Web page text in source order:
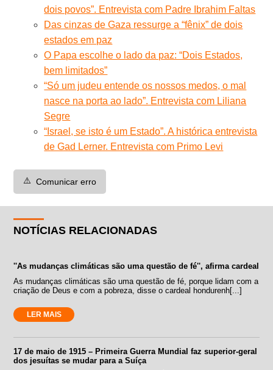
dois povos”. Entrevista com Padre Ibrahim Faltas
Das cinzas de Gaza ressurge a “fênix” de dois
estados em paz
O Papa escolhe o lado da paz: “Dois Estados,
bem limitados”
“Só um judeu entende os nossos medos, o mal
nasce na porta ao lado”. Entrevista com Liliana
Segre
“Israel, se isto é um Estado”. A histórica entrevista
de Gad Lerner. Entrevista com Primo Levi
⚠️ Comunicar erro
NOTÍCIAS RELACIONADAS
''As mudanças climáticas são uma questão de fé'', afirma cardeal
As mudanças climáticas são uma questão de fé, porque lidam com a
criação de Deus e com a pobreza, disse o cardeal hondurenh[...]
LER MAIS
17 de maio de 1915 – Primeira Guerra Mundial faz superior-geral
dos jesuítas se mudar para a Suíça